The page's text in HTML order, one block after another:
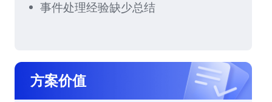
事件处理经验缺少总结
方案价值